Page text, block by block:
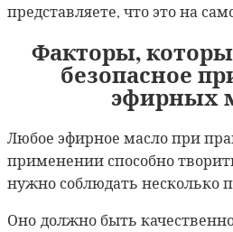
представляете, что это на
Факторы,
безопасное
эфирных
Любое эфирное масло при
применении способно
нужно соблюдать несколько
Оно должно быть